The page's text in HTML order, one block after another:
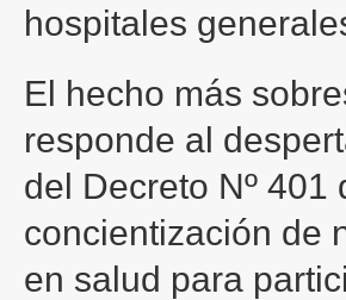
hospitales
El hecho más
responde al
del Decreto Nº
concientización de
en salud para